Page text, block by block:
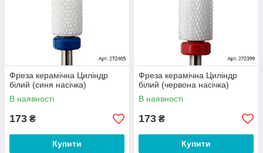
Фреза керамічна Циліндр
білий (синя насічка)
В наявності
173 ₴
Купити
Фреза керамічна Циліндр
білий (червона насічка)
В наявності
173 ₴
Купити